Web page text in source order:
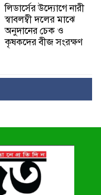
লিডার্সের উদ্যোগে নারী
স্বাবলম্বী দলের মাঝে
অনুদানের চেক ও
কৃষকদের বীজ সংরক্ষণ